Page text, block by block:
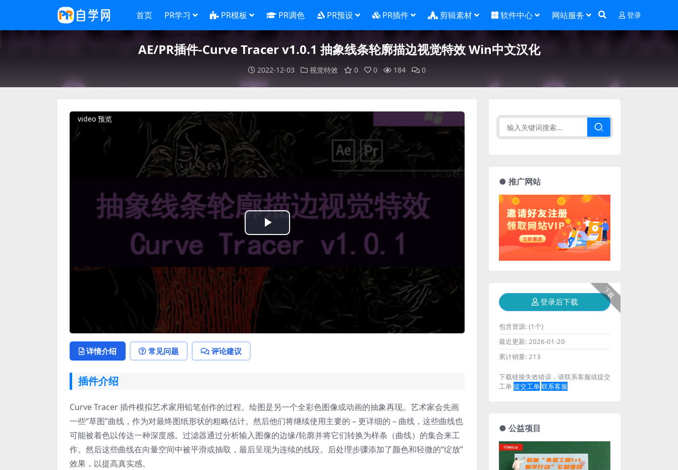
首页 PR学习 PR模板 PR调色 PR预设 PR插件 剪辑素材 软件中心 网站服务 登录
AE/PR插件-Curve Tracer v1.0.1 抽象线条轮廓描边视觉特效 Win中文汉化
2022-12-03 视觉特效 0 0 184 0
video 预览
Play
Video
详情介绍 常见问题 评论建议
插件介绍
Curve Tracer 插件模拟艺术家用铅笔创作的过程。绘图是另一个全彩色图像或动画的抽象再现。艺术家会先画
一些“草图”曲线，作为对最终图纸形状的粗略估计。然后他们将继续使用主要的 – 更详细的 – 曲线，这些曲线也
可能被着色以传达一种深度感。过滤器通过分析输入图像的边缘/轮廓并将它们转换为样条（曲线）的集合来工
作。然后这些曲线在向量空间中被平滑或抽取，最后呈现为连续的线段。后处理步骤添加了颜色和轻微的“绽放”
效果，以提高真实感。
● 推广网站
下载
登录后下载
包含资源: (1个)
最近更新: 2026-01-20
累计销量: 213
下载链接失效错误，请联系客服或提交
工单提交工单联系客服
● 公益项目